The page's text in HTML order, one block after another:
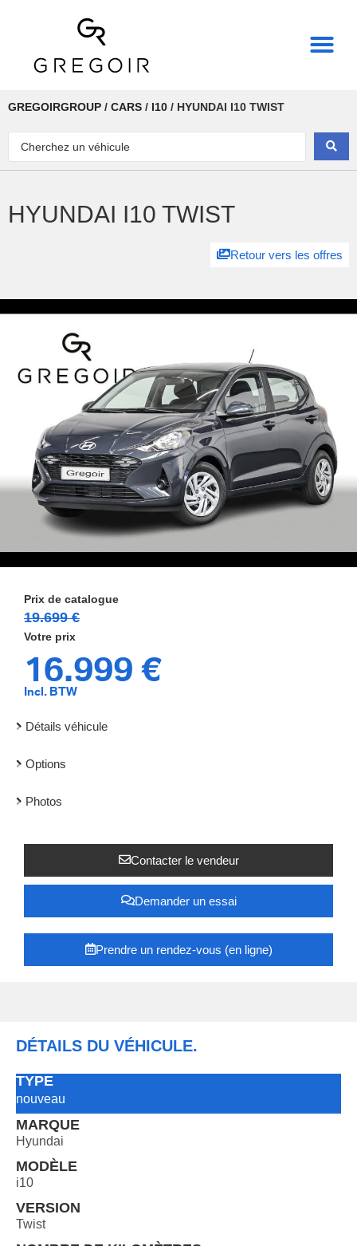
GREGOIRGROUP / CARS / I10 / HYUNDAI I10 TWIST
HYUNDAI I10 TWIST
Retour vers les offres
19.699 €
16.999 €
Incl. BTW
Détails véhicule
Options
Photos
Contacter le vendeur
Demander un essai
Prendre un rendez-vous (en ligne)
DÉTAILS DU VÉHICULE.
TYPE
nouveau
MARQUE
Hyundai
MODÈLE
i10
VERSION
Twist